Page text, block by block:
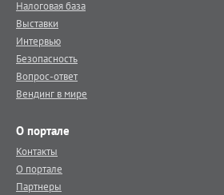
Налоговая база
Выставки
Интервью
Безопасность
Вопрос-ответ
Вендинг в мире
О портале
Контакты
О портале
Партнеры